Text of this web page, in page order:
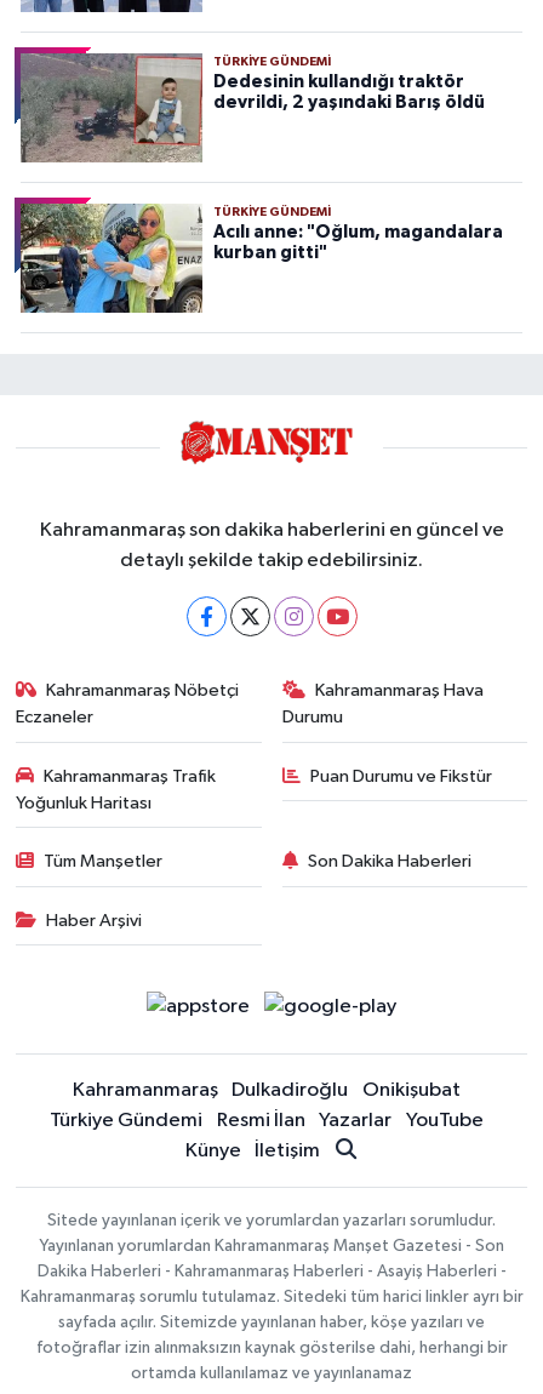
TÜRKIYE GÜNDEMI
Dedesinin kullandığı traktör
devrildi, 2 yaşındaki Barış öldü
TÜRKIYE GÜNDEMI
Acılı anne: "Oğlum, magandalara
kurban gitti"
Kahramanmaraş son dakika haberlerini en güncel ve
detaylı şekilde takip edebilirsiniz.
Kahramanmaraş Nöbetçi
Eczaneler
Kahramanmaraş Hava
Durumu
Kahramanmaraş Trafik
Yoğunluk Haritası
Puan Durumu ve Fikstür
Tüm Manşetler Son Dakika Haberleri
Haber Arşivi
Kahramanmaraş Dulkadiroğlu
Onikişubat
Türkiye Gündemi
Resmi İlan Yazarlar
YouTube
Künye
İletişim
Sitede yayınlanan içerik ve yorumlardan yazarları sorumludur.
Yayınlanan yorumlardan Kahramanmaraş Manşet Gazetesi - Son
Dakika Haberleri - Kahramanmaraş Haberleri - Asayiş Haberleri -
Kahramanmaraş sorumlu tutulamaz. Sitedeki tüm harici linkler ayrı bir
sayfada açılır. Sitemizde yayınlanan haber, köşe yazıları ve
fotoğraflar izin alınmaksızın kaynak gösterilse dahi, herhangi bir
ortamda kullanılamaz ve yayınlanamaz